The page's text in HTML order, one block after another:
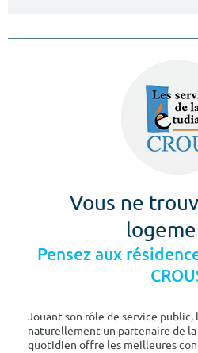
Vous ne
Pensez aux
Jouant son rôle de service public,
naturellement un partenaire de
quotidien offre les meilleures